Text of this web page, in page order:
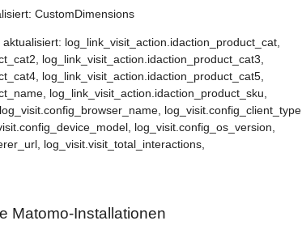
CustomDimensions
log_link_visit_action.idaction_product_cat,
log_link_visit_action.idaction_product_cat3,
log_link_visit_action.idaction_product_cat5,
log_link_visit_action.idaction_product_sku,
log_visit.config_client_type,
log_visit.config_os_version,
log_visit.visit_total_interactions,
Matomo-Installationen